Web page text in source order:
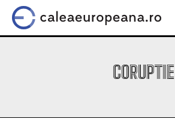
CORUPTIE